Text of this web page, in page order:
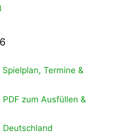
Termine &
zum Ausfüllen &